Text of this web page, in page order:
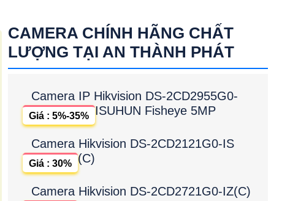
CAMERA CHÍNH HÃNG CHẤT
LƯỢNG TẠI AN THÀNH PHÁT
Camera IP Hikvision DS-2CD2955G0-
ISUHUN Fisheye 5MP
Giá : 5%-35%
Camera Hikvision DS-2CD2121G0-IS
(C)
Giá : 30%
Camera Hikvision DS-2CD2721G0-IZ(C)